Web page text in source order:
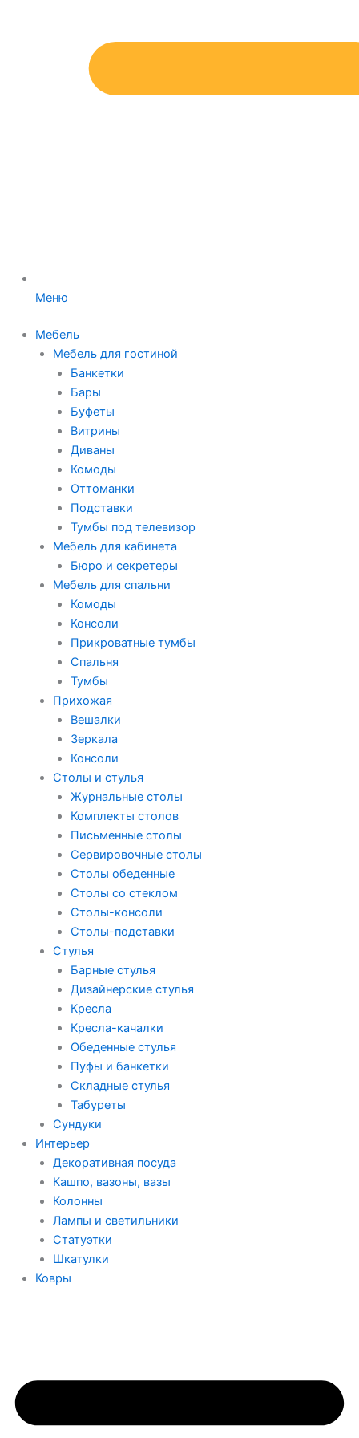
Меню
Мебель
Мебель для гостиной
Банкетки
Бары
Буфеты
Витрины
Диваны
Комоды
Оттоманки
Подставки
Тумбы под телевизор
Мебель для кабинета
Бюро и секретеры
Мебель для спальни
Комоды
Консоли
Прикроватные тумбы
Спальня
Тумбы
Прихожая
Вешалки
Зеркала
Консоли
Столы и стулья
Журнальные столы
Комплекты столов
Письменные столы
Сервировочные столы
Столы обеденные
Столы со стеклом
Столы-консоли
Столы-подставки
Стулья
Барные стулья
Дизайнерские стулья
Кресла
Кресла-качалки
Обеденные стулья
Пуфы и банкетки
Складные стулья
Табуреты
Сундуки
Интерьер
Декоративная посуда
Кашпо, вазоны, вазы
Колонны
Лампы и светильники
Статуэтки
Шкатулки
Ковры